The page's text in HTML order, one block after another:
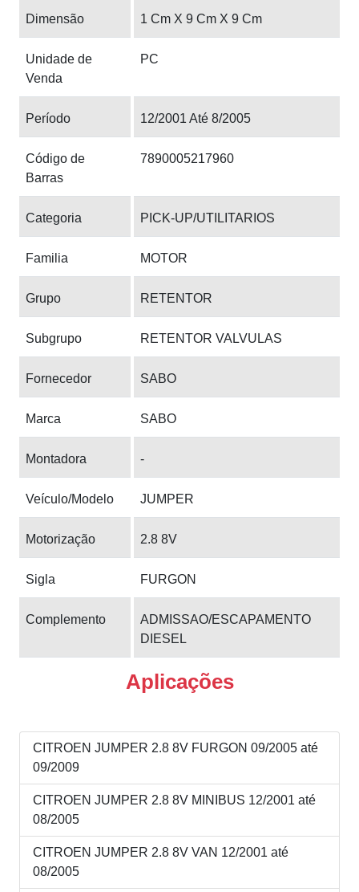
Dimensão 1 Cm X 9 Cm X 9 Cm
Unidade de
Venda
PC
Período 12/2001 Até 8/2005
Código de
Barras
7890005217960
Categoria PICK-UP/UTILITARIOS
Familia MOTOR
Grupo RETENTOR
Subgrupo RETENTOR VALVULAS
Fornecedor SABO
Marca SABO
Montadora -
Veículo/Modelo JUMPER
Motorização 2.8 8V
Sigla FURGON
Complemento
ADMISSAO/ESCAPAMENTO
DIESEL
Aplicações
CITROEN JUMPER 2.8 8V FURGON 09/2005 até
09/2009
CITROEN JUMPER 2.8 8V MINIBUS 12/2001 até
08/2005
CITROEN JUMPER 2.8 8V VAN 12/2001 até
08/2005